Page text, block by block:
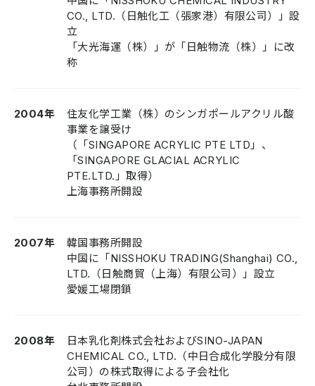
CO., LTD.（日触化工（張家港）有限公司）」設
立
「大光海運（株）」が「日触物流（株）」に改
称
2004年
住友化学工業（株）のシンガポールアクリル酸
事業を譲受け
（「SINGAPORE ACRYLIC PTE LTD」、
「SINGAPORE GLACIAL ACRYLIC
PTE.LTD.」取得）
上海事務所開設
2007年
韓国事務所開設
中国に「NISSHOKU TRADING(Shanghai) CO.,
LTD.（日触商貿（上海）有限公司）」設立
愛媛工場閉鎖
2008年
日本乳化剤株式会社およびSINO-JAPAN
CHEMICAL CO., LTD.（中日合成化学股分有限
公司）の株式取得による子会社化